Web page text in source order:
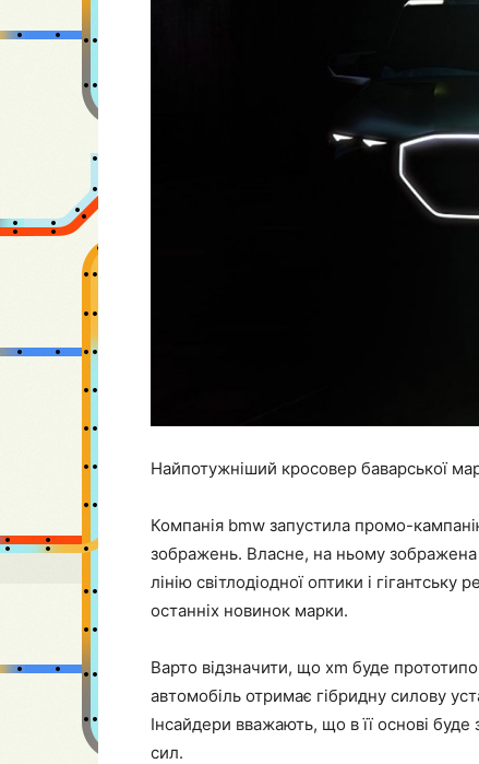
Найпотужніший кросовер баварської
Компанія bmw запустила промо-
зображень. Власне, на ньому
лінію світлодіодної оптики і
останніх новинок марки.
Варто відзначити, що xm буде
автомобіль отримає гібридну силову
Інсайдери вважають, що в її основі
сил.